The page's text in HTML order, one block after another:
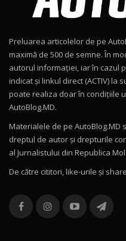
Noul
15:22
Mercedes-
Drive
16:27
11
Noul Volvo
12
Noul MG
16:48
13
combină
36:08
Preluarea articolelor de pe
maximă de 500 de semne. În
autorul informației, iar în cazul
indicat și linkul direct (ACTIV) la
poate realiza doar în condițiile
AutoBlog.MD.
Materialele de pe AutoBlog.MD
dreptul de autor și drepturile
al Jurnalistului din Republica
De către cititori, like-urile şi